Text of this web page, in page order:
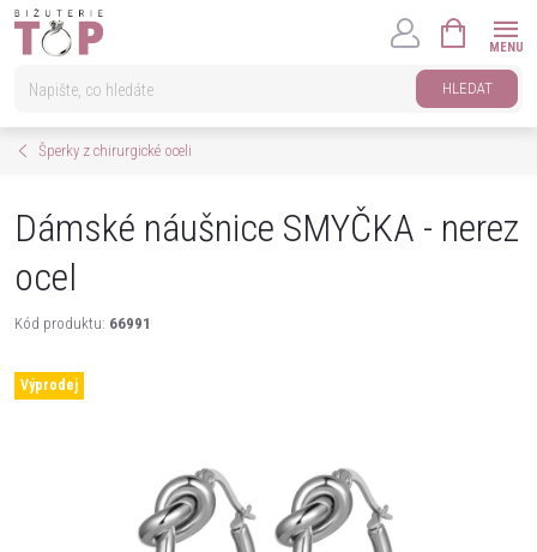
Přejít
HLEDAT
KOŠÍK
Šperky z chirurgické oceli
Dámské náušnice SMYČKA - nerez
ocel
Kód produktu: 66991
Výprodej